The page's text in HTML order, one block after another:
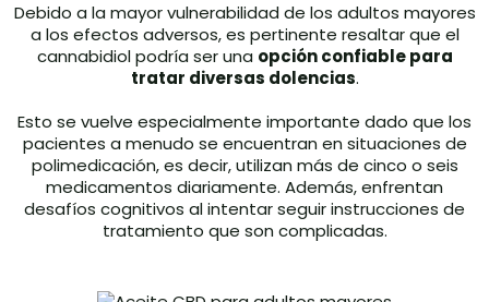
Debido a la mayor vulnerabilidad de los adultos mayores
a los efectos adversos, es pertinente resaltar que el
cannabidiol podría ser una opción confiable para
tratar diversas dolencias.
Esto se vuelve especialmente importante dado que los
pacientes a menudo se encuentran en situaciones de
polimedicación, es decir, utilizan más de cinco o seis
medicamentos diariamente. Además, enfrentan
desafíos cognitivos al intentar seguir instrucciones de
tratamiento que son complicadas.